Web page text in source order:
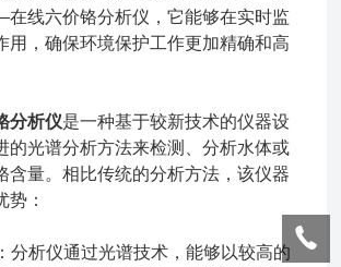
线六价铬分析仪，它能够在实时监
用，确保环境保护工作更加精确和高
分析仪是一种基于较新技术的仪器设
的光谱分析方法来检测、分析水体或
含量。相比传统的分析方法，该仪器
势：
析仪通过光谱技术，能够以较高的